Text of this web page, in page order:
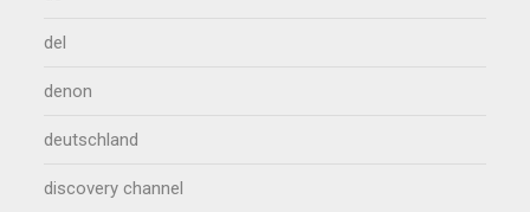
del
denon
deutschland
discovery channel